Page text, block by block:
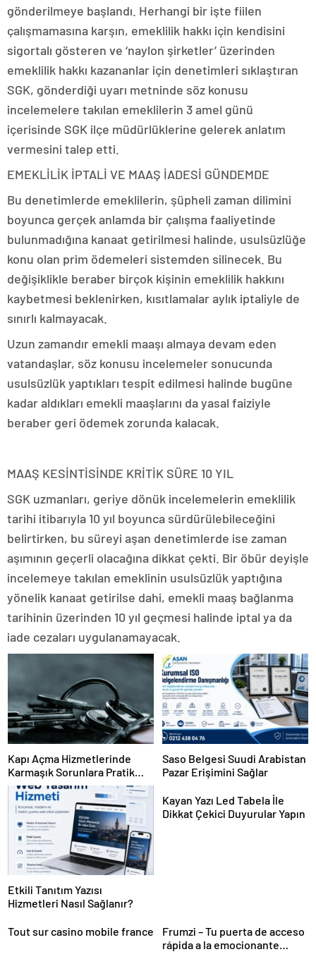
gönderilmeye başlandı. Herhangi bir işte fiilen
çalışmamasına karşın, emeklilik hakkı için kendisini
sigortalı gösteren ve ‘naylon şirketler’ üzerinden
emeklilik hakkı kazananlar için denetimleri sıklaştıran
SGK, gönderdiği uyarı metninde söz konusu
incelemelere takılan emeklilerin 3 amel günü
içerisinde SGK ilçe müdürlüklerine gelerek anlatım
vermesini talep etti.
EMEKLİLİK İPTALİ VE MAAŞ İADESİ GÜNDEMDE
Bu denetimlerde emeklilerin, şüpheli zaman dilimini
boyunca gerçek anlamda bir çalışma faaliyetinde
bulunmadığına kanaat getirilmesi halinde, usulsüzlüğe
konu olan prim ödemeleri sistemden silinecek. Bu
değişiklikle beraber birçok kişinin emeklilik hakkını
kaybetmesi beklenirken, kısıtlamalar aylık iptaliyle de
sınırlı kalmayacak.
Uzun zamandır emekli maaşı almaya devam eden
vatandaşlar, söz konusu incelemeler sonucunda
usulsüzlük yaptıkları tespit edilmesi halinde bugüne
kadar aldıkları emekli maaşlarını da yasal faiziyle
beraber geri ödemek zorunda kalacak.
MAAŞ KESİNTİSİNDE KRİTİK SÜRE 10 YIL
SGK uzmanları, geriye dönük incelemelerin emeklilik
tarihi itibarıyla 10 yıl boyunca sürdürülebileceğini
belirtirken, bu süreyi aşan denetimlerde ise zaman
aşımının geçerli olacağına dikkat çekti. Bir öbür deyişle
incelemeye takılan emeklinin usulsüzlük yaptığına
yönelik kanaat getirilse dahi, emekli maaş bağlanma
tarihinin üzerinden 10 yıl geçmesi halinde iptal ya da
iade cezaları uygulanamayacak.
Kapı Açma Hizmetlerinde
Karmaşık Sorunlara Pratik
Çözümler
Saso Belgesi Suudi Arabistan
Pazar Erişimini Sağlar
Etkili Tanıtım Yazısı
Hizmetleri Nasıl Sağlanır?
Kayan Yazı Led Tabela İle
Dikkat Çekici Duyurular Yapın
Tout sur casino mobile france
Frumzi – Tu puerta de acceso
rápida a la emocionante